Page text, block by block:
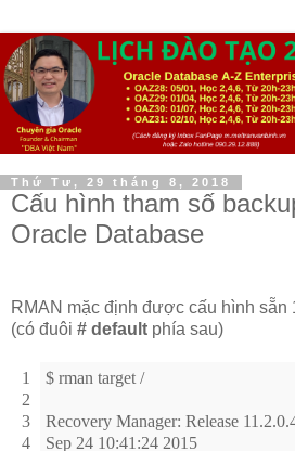
Thứ Tư, 29 tháng 8, 2018
Cấu hình tham số
Oracle Database
RMAN mặc định được cấu hình sẵn
(có đuôi # default phía sau)
1
2
3
4
$ rman target /
Recovery Manager: Release
Sep 24 10:41:24 2015